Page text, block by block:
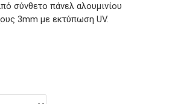
σύνθετο πάνελ αλουμινίου
3mm με εκτύπωση UV.